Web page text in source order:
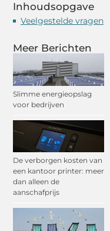
Inhoudsopgave
Veelgestelde vragen
Meer Berichten
Slimme energieopslag
voor bedrijven
De verborgen kosten van
een kantoor printer: meer
dan alleen de
aanschafprijs